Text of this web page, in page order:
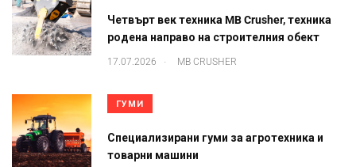
Четвърт век техника MB Crusher, техника
родена направо на строителния обект
17.07.2026 . MB CRUSHER
ГУМИ
Специализирани гуми за агротехника и
товарни машини